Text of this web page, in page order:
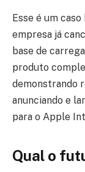
Esse é um
empresa já
base de
produto
demonstrando
anunciando e
para o Apple
Qual o